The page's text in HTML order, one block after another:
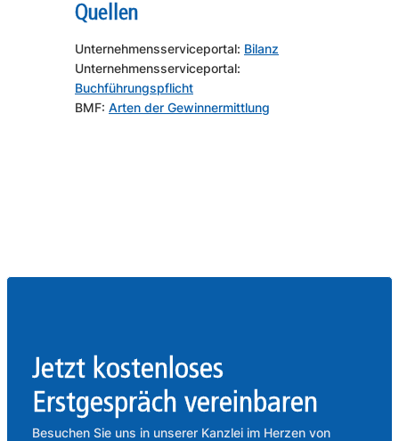
Quellen
Unternehmensserviceportal: Bilanz
Unternehmensserviceportal:
Buchführungspflicht
BMF: Arten der Gewinnermittlung
Jetzt kostenloses
Erstgespräch vereinbaren
Besuchen Sie uns in unserer Kanzlei im Herzen von